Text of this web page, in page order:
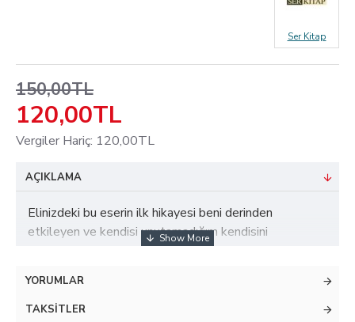
120,00TL
150,00TL
Vergiler Hariç: 120,00TL
Ser Kitap
AÇIKLAMA
Elinizdeki bu eserin ilk hikayesi beni derinden
etkileyen ve kendisi unutamadığım kendisini
unutturmayan bir Müslümandı. Bunu hatırladıkça hep
tanıdığım insanlardan kaç kişi benim ahlakıma bakarak
İslam'ı sevmiştir ya da yakınlaşmıştır?" diye merak
YORUMLAR
TAKSITLER